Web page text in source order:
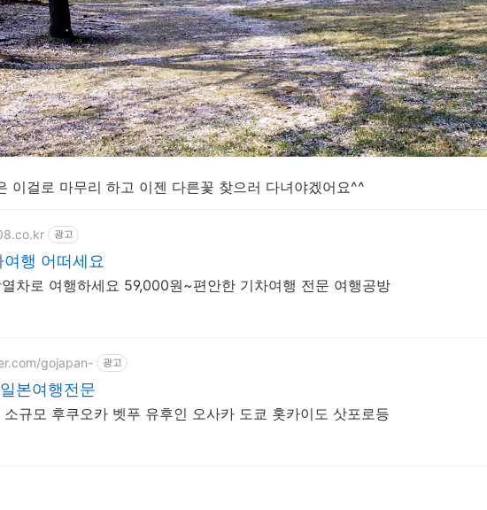
이걸로 마무리 하고 이젠 다른꽃 찾으러 다녀야겠어요^^
광고
행 어떠세요
차로 여행하세요 59,000원~편안한 기차여행 전문 여행공방
gojapan- 광고
본여행전문
규모 후쿠오카 벳푸 유후인 오사카 도쿄 홋카이도 삿포로등